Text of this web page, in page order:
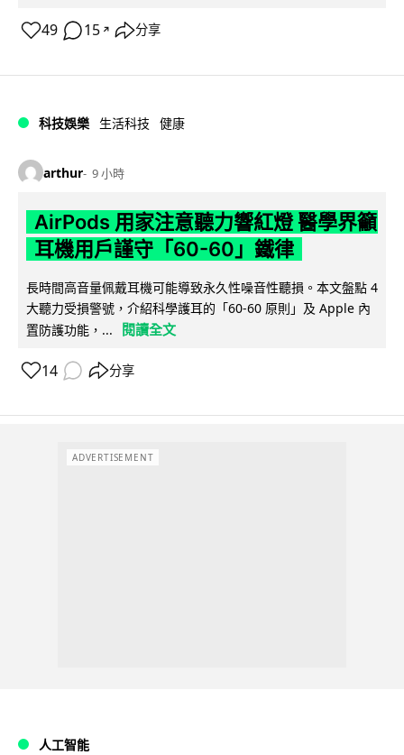
49 15 ↗ 分享
科技娛樂 生活科技 健康
arthur 9 小時
AirPods 用家注意聽力響紅燈 醫學界籲
耳機用戶謹守「60-60」鐵律
長時間高音量佩戴耳機可能導致永久性噪音性聽損。本文盤點 4
大聽力受損警號，介紹科學護耳的「60-60 原則」及 Apple 內
置防護功能，...
閱讀全文
14 分享
ADVERTISEMENT
人工智能